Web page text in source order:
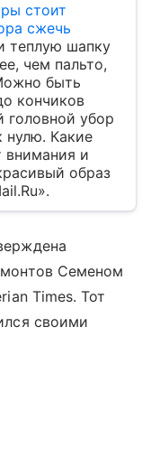
стоит
сжечь
теплую шапку
чем пальто,
быть
кончиков
головной убор
нулю. Какие
внимания и
образ
Семеном
Times. Тот
своими